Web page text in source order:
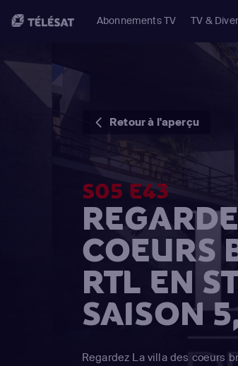
Abonnements TV TV &
Retour à l'aperçu
S05 E43
COEURS
RTL EN
SAISON
Regardez La villa des coeurs